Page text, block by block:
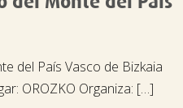
del País Vasco de Bizkaia
OROZKO Organiza: […]